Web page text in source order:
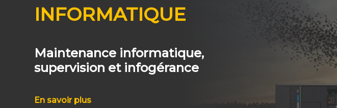
INFORMATIQUE
Maintenance informatique,
supervision et infogérance
En savoir plus